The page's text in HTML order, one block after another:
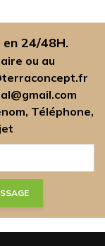
24/48H.
ou au
Téléphone,